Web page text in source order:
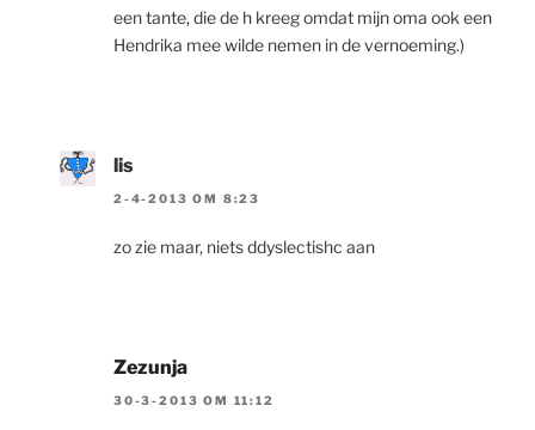
een tante, die de h kreeg omdat mijn oma ook een
Hendrika mee wilde nemen in de vernoeming.)
lis
2-4-2013 OM 8:23
zo zie maar, niets ddyslectishc aan
Zezunja
30-3-2013 OM 11:12